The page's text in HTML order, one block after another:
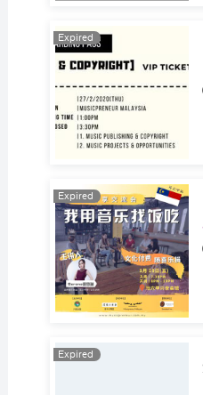
Expired
Expired
Expired